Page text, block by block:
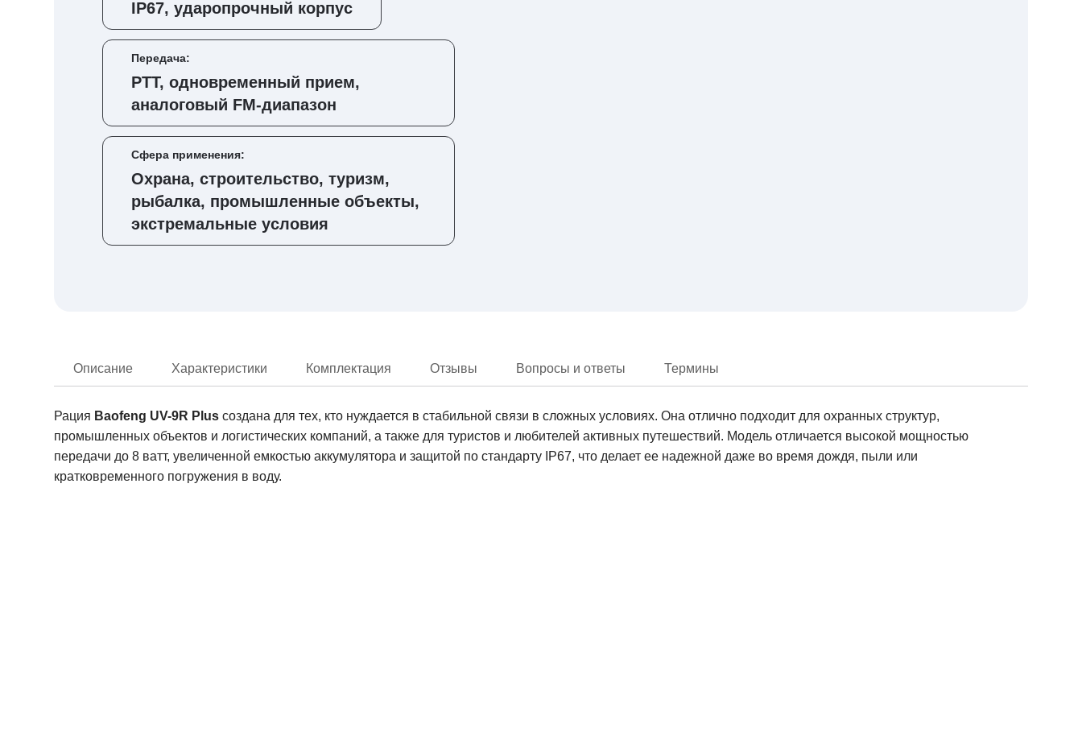
IP67, ударопрочный корпус
Передача:
PTT, одновременный прием,
аналоговый FM-диапазон
Сфера применения:
Охрана, строительство, туризм,
рыбалка, промышленные объекты,
экстремальные условия
Описание Характеристики Комплектация Отзывы Вопросы и ответы Термины
Рация Baofeng UV-9R Plus создана для тех, кто нуждается в стабильной связи в сложных условиях. Она отлично подходит для охранных структур,
промышленных объектов и логистических компаний, а также для туристов и любителей активных путешествий. Модель отличается высокой мощностью
передачи до 8 ватт, увеличенной емкостью аккумулятора и защитой по стандарту IP67, что делает ее надежной даже во время дождя, пыли или
кратковременного погружения в воду.